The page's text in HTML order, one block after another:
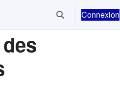
Activer/Connexion